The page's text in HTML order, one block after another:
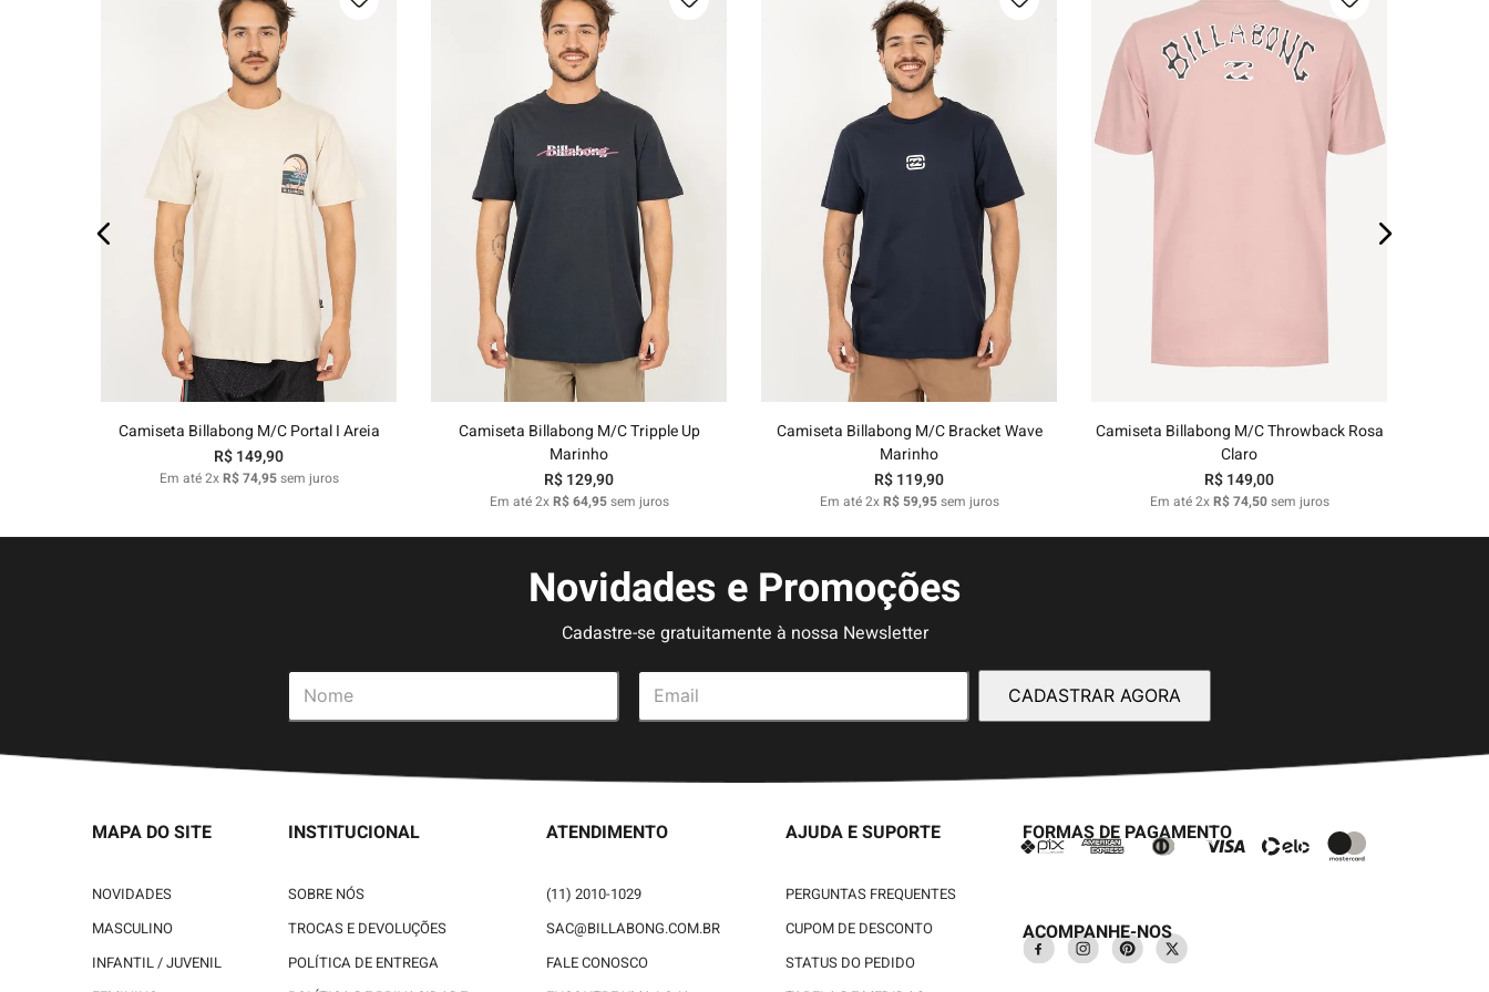
P GG
Adicionar ao carrinho
Camiseta Billabong M/C Portal I Areia
R$149,90
Em até2xR$74,95sem juros
P GG
Adicionar ao carrinho
Camiseta Billabong M/C Tripple Up
Marinho
R$129,90
Em até2xR$64,95sem juros
P GG
Adicionar ao carrinho
Camiseta Billabong M/C Bracket Wave
Marinho
R$119,90
Em até2xR$ 59,95sem juros
Adicionar ao carrinho
Camiseta Billabong M/C Throwback Rosa
Claro
R$149,00
Em até2xR$74,50sem juros
Novidades e Promoções
Cadastre-se gratuitamente à nossa Newsletter
CADASTRAR AGORA
MAPA DO SITE
NOVIDADES
MASCULINO
INFANTIL / JUVENIL
INSTITUCIONAL
SOBRE NÓS
TROCAS E DEVOLUÇÕES
POLÍTICA DE ENTREGA
ATENDIMENTO
(11) 2010-1029
SAC@BILLABONG.COM.BR
FALE CONOSCO
AJUDA E SUPORTE
PERGUNTAS FREQUENTES
CUPOM DE DESCONTO
STATUS DO PEDIDO
FORMAS DE PAGAMENTO
ACOMPANHE-NOS